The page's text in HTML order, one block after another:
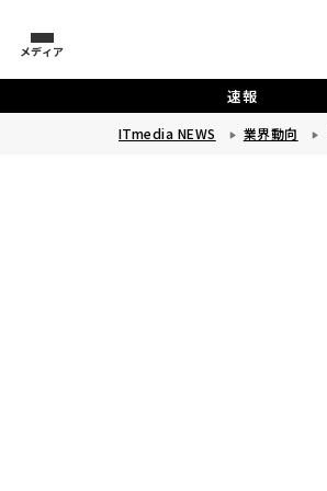
メディア
速報
ITmedia NEWS 業界動向